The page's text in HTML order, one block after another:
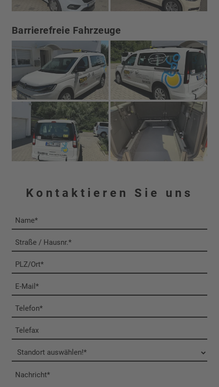
Barrierefreie Fahrzeuge
Kontaktieren Sie uns